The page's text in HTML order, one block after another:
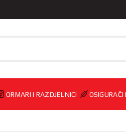
ORMARI I RAZDJELNICI OSIGURAČI